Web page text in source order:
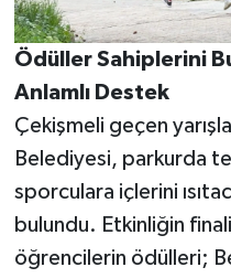
Ödüller Sahiplerini
Anlamlı Destek
Çekişmeli geçen
Belediyesi, parkurda
sporculara içlerini
bulundu. Etkinliğin
öğrencilerin ödülleri;